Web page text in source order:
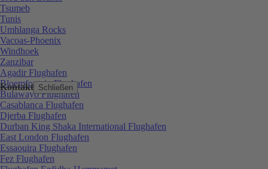
Kontakt Schließen
Tsumeb
Tunis
Umhlanga Rocks
Vacoas-Phoenix
Windhoek
Zanzibar
Agadir Flughafen
Bloemfontein Flughafen
Bulawayo Flughafen
Casablanca Flughafen
Djerba Flughafen
Durban King Shaka International Flughafen
East London Flughafen
Essaouira Flughafen
Fez Flughafen